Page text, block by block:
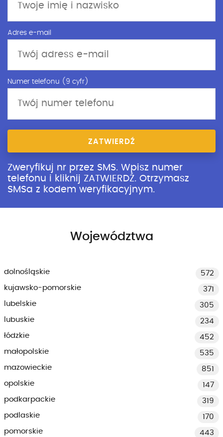
Adres e-mail
Numer telefonu (9 cyfr)
ZATWIERDŹ
Zweryfikuj nr przez SMS. Wpisz numer
telefonu i kliknij ZATWIERDŹ. Otrzymasz
SMSa z kodem weryfikacyjnym.
Województwa
dolnośląskie
572
kujawsko-pomorskie
371
lubelskie
305
lubuskie
234
łódzkie
452
małopolskie
535
mazowieckie
851
opolskie
147
podkarpackie
319
podlaskie
170
pomorskie
443